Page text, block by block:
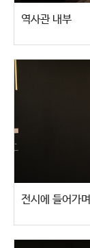
역사관 내부
전시에 들어가며